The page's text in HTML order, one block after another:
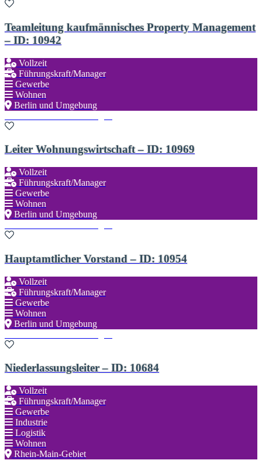
Teamleitung kaufmännisches Property Management
– ID: 10942
Vollzeit
Führungskraft/Manager
Gewerbe
Wohnen
Berlin und Umgebung
Leiter Wohnungswirtschaft – ID: 10969
Vollzeit
Führungskraft/Manager
Gewerbe
Wohnen
Berlin und Umgebung
Hauptamtlicher Vorstand – ID: 10954
Vollzeit
Führungskraft/Manager
Gewerbe
Wohnen
Berlin und Umgebung
Niederlassungsleiter – ID: 10684
Vollzeit
Führungskraft/Manager
Gewerbe
Industrie
Logistik
Wohnen
Rhein-Main-Gebiet